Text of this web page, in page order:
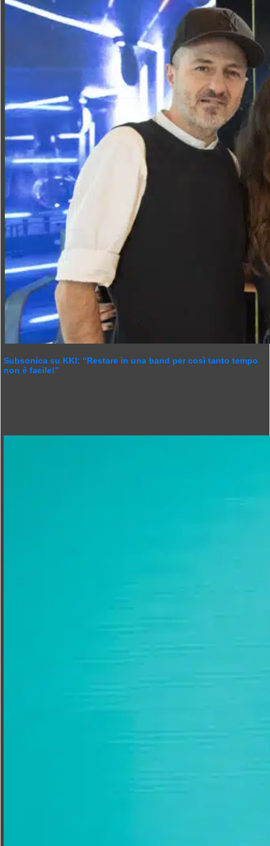
Subsonica su KKI: “Restare in una band per così tanto tempo
non è facile!”